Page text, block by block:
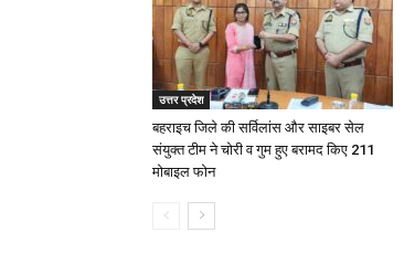
उत्तर प्रदेश
बहराइच जिले की सर्विलांस और साइबर सेल
संयुक्त टीम ने चोरी व गुम हुए बरामद किए 211
मोबाइल फोन